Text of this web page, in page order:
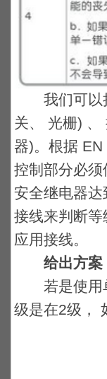
我们可以把
关、 光栅) 、
器)。根据
控制部分必
安全继电器
接线来判断
应用接线。
给出方案
若是使用单
级是在2级，